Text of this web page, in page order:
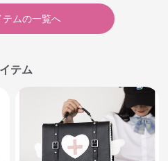
テムの一覧へ
テム